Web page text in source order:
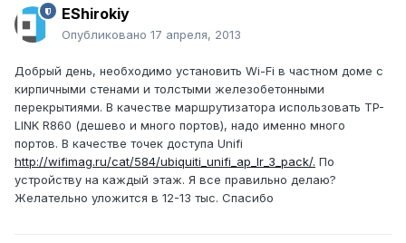
EShirokiy
Опубликовано 17 апреля, 2013
Добрый день, необходимо установить Wi-Fi в частном доме с
кирпичными стенами и толстыми железобетонными
перекрытиями. В качестве маршрутизатора использовать TP-
LINK R860 (дешево и много портов), надо именно много
портов. В качестве точек доступа Unifi
http://wifimag.ru/cat/584/ubiquiti_unifi_ap_lr_3_pack/. По
устройству на каждый этаж. Я все правильно делаю?
Желательно уложится в 12-13 тыс. Спасибо